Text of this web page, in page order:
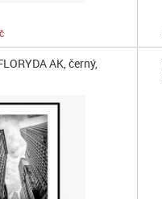
AK, černý,